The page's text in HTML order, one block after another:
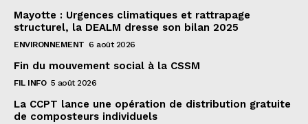
Mayotte : Urgences climatiques et rattrapage
structurel, la DEALM dresse son bilan 2025
ENVIRONNEMENT 6 août 2026
Fin du mouvement social à la CSSM
FIL INFO 5 août 2026
La CCPT lance une opération de distribution gratuite
de composteurs individuels